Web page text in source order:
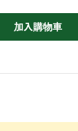
加入購物車